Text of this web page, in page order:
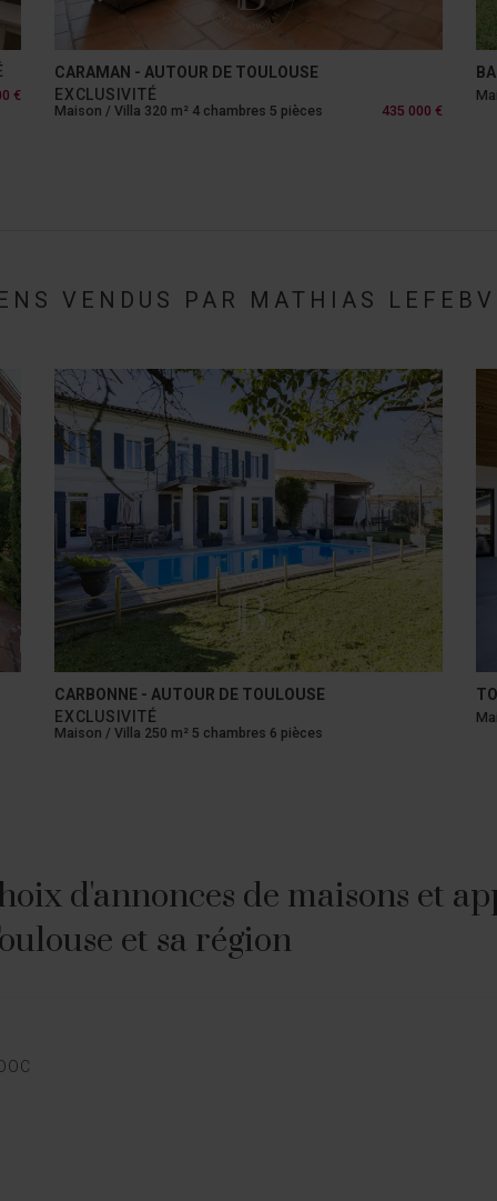
BALMA - BALMA
Maison / Villa 200 m² 3 chambres 6 pièces
VENDUS PAR MATHIAS
TOULOUSE - LARDENNE
Maison / Villa 160 m² 3 chambres 4 pièces
d'annonces de maisons et
et sa région